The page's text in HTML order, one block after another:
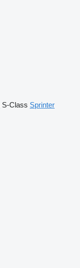
S-Class Sprinter